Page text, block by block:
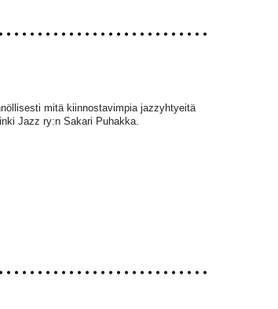
mitä kiinnostavimpia jazzyhtyeitä
Jazz ry:n Sakari Puhakka.